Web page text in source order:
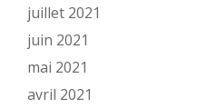
juillet 2021
juin 2021
mai 2021
avril 2021